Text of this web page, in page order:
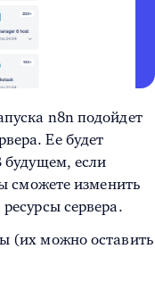
n8n подойдет
Ее будет
будущем, если
сможете изменить
сервера.
(их можно оставить